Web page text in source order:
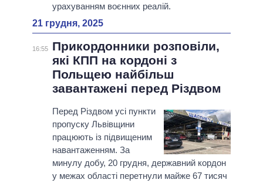
урахуванням воєнних реалій.
21 грудня, 2025
16:55
Прикордонники розповіли,
які КПП на кордоні з
Польщею найбільш
завантажені перед Різдвом
Перед Різдвом усі пункти
пропуску Львівщини
працюють із підвищеним
навантаженням. За
минулу добу, 20 грудня, державний кордон
у межах області перетнули майже 67 тисяч